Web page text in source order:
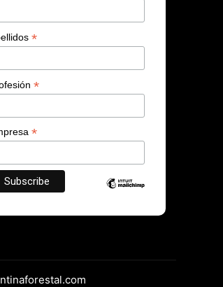
*
*
*